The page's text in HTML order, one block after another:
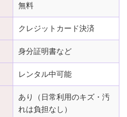
無料
クレジットカード決済
身分証明書など
レンタル中可能
あり（日常利用のキズ・汚
れは負担なし）